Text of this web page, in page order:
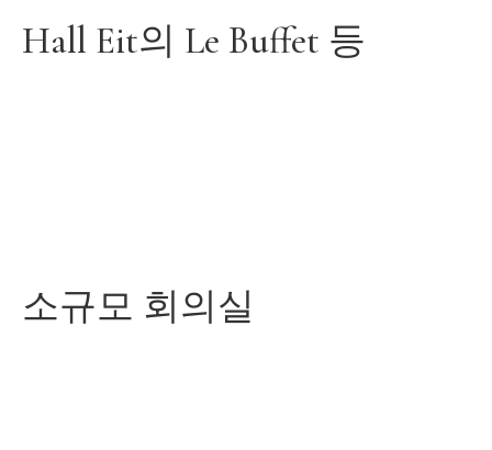
Hall Eit의 Le Buffet 등
소규모 회의실